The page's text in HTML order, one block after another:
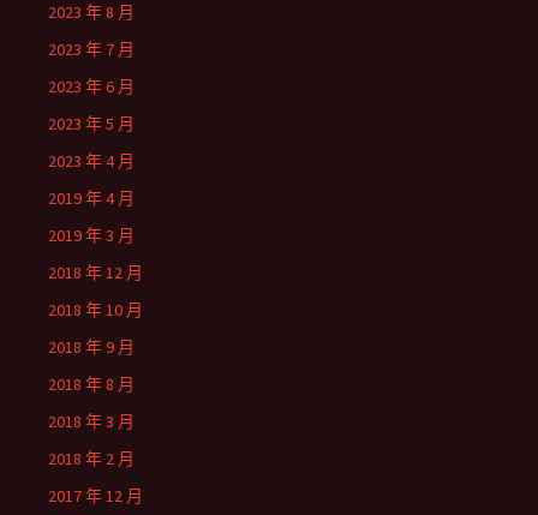
2023 年 8 月
2023 年 7 月
2023 年 6 月
2023 年 5 月
2023 年 4 月
2019 年 4 月
2019 年 3 月
2018 年 12 月
2018 年 10 月
2018 年 9 月
2018 年 8 月
2018 年 3 月
2018 年 2 月
2017 年 12 月